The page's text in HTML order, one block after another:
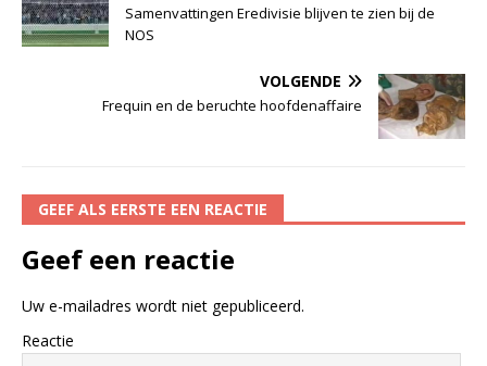
Samenvattingen Eredivisie blijven te zien bij de
NOS
VOLGENDE
Frequin en de beruchte hoofdenaffaire
GEEF ALS EERSTE EEN REACTIE
Geef een reactie
Uw e-mailadres wordt niet gepubliceerd.
Reactie